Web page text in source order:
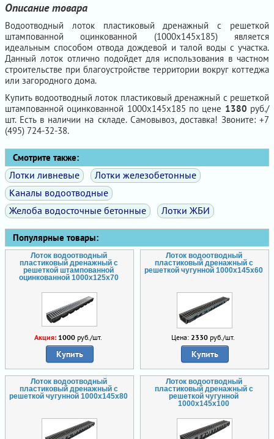
Описание товара
Водоотводный лоток пластиковый дренажный с решеткой
штампованной оцинкованной (1000х145х185) является
идеальным способом отвода дождевой и талой воды с участка.
Данный лоток отлично подойдет для использования в частном
строительстве при благоустройстве территории вокруг коттеджа
или загородного дома.
Купить водоотводный лоток пластиковый дренажный с решеткой
штампованной оцинкованной 1000х145х185 по цене 1380 руб./
шт. Есть в наличии на складе. Самовывоз, доставка! Звоните: +7
(495) 724-32-38.
Смотрите также:
Лотки ливневые
Лотки железобетонные
Каналы водоотводные
Желоба водосточные бетонные
Лотки ЖБИ
Популярные товары:
Лоток водоотводный
пластиковый дренажный с
решеткой штампованной
оцинкованной 1000x125x70
Акция: 1000руб./шт.
Купить
Лоток водоотводный
пластиковый дренажный с
решеткой чугунной 1000x145x60
Цена: 2330 руб./шт.
Купить
Лоток водоотводный
пластиковый дренажный с
решеткой чугунной 1000x145x80
Лоток водоотводный
пластиковый дренажный с
решеткой чугунной
1000x145x100